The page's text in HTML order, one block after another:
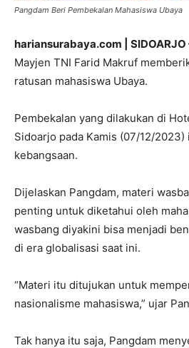
Pangdam Beri Pembekalan Mahasiswa Ubaya
hariansurabaya.com | SIDOARJO
Mayjen TNI Farid Makruf
ratusan mahasiswa Ubaya.
Pembekalan yang dilakukan di
Sidoarjo pada Kamis (07/12/
kebangsaan.
Dijelaskan Pangdam, materi
penting untuk diketahui oleh
wasbang diyakini bisa menjadi
di era globalisasi saat ini.
“Materi itu ditujukan untuk
nasionalisme mahasiswa,” ujar
Tak hanya itu saja, Pangdam